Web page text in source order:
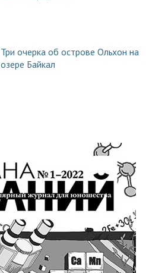
Три очерка об острове Ольхон на
озере Байкал